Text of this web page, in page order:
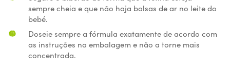
sempre cheia e que não haja bolsas de ar no leite do
bebé.
Doseie sempre a fórmula exatamente de acordo com
as instruções na embalagem e não a torne mais
concentrada.